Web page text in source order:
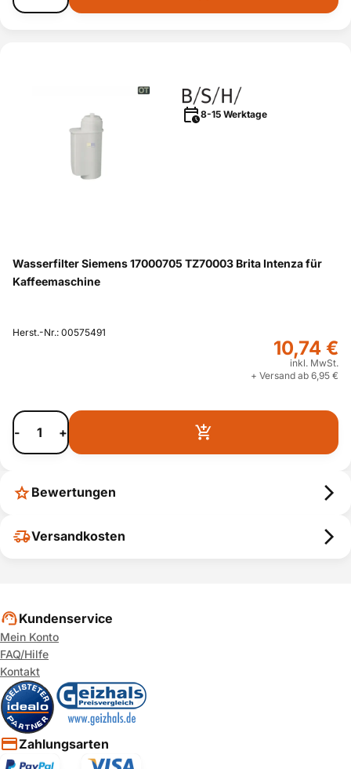
8-15 Werktage
Wasserfilter Siemens 17000705 TZ70003 Brita Intenza für
Kaffeemaschine
Herst.-Nr.: 00575491
10,74 €
inkl. MwSt.
+ Versand ab 6,95 €
- +
Bewertungen
Versandkosten
Kundenservice
Mein Konto
FAQ/Hilfe
Kontakt
Zahlungsarten